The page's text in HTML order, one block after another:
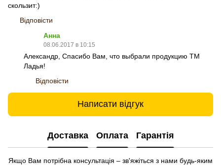
скользит:)
Відповісти
Анна
08.06.2017 в 10:15
Александр, Спасибо Вам, что выбрали продукцию ТМ
Ладья!
Відповісти
Написати відгук
Доставка Оплата Гарантія
Якщо Вам потрібна консультація – зв'яжіться з нами будь-яким